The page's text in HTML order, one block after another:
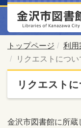
トップページ 利用
リクエストについ
リクエスト
金沢市図書館に所蔵